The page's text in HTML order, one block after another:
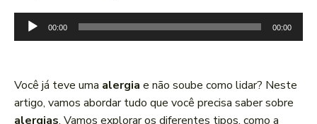
o
d
o
00:00 00:00
Você já teve uma alergia e não soube como lidar? Neste
artigo, vamos abordar tudo que você precisa saber sobre
alergias. Vamos explorar os diferentes tipos, como a